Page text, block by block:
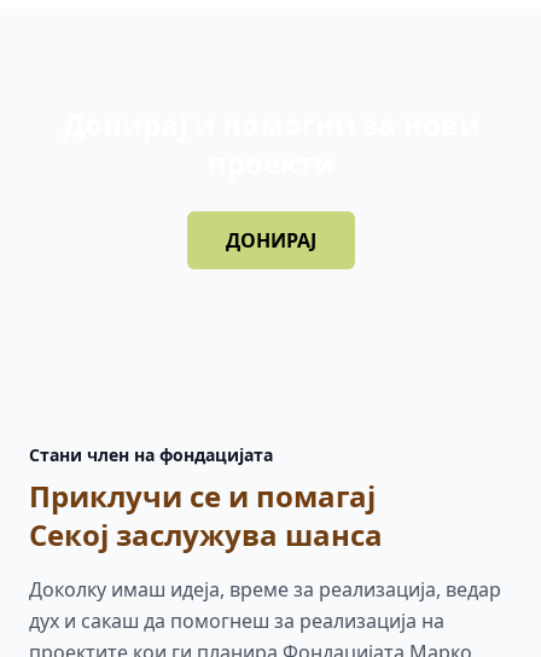
ДОНИРАЈ
Стани член на фондацијата
Приклучи се и помагај
Секој заслужува шанса
Доколку имаш идеја, време за реализација, ведар
дух и сакаш да помогнеш за реализација на